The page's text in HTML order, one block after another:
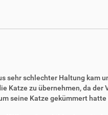
sehr schlechter Haltung kam
Katze zu übernehmen, da der
seine Katze gekümmert